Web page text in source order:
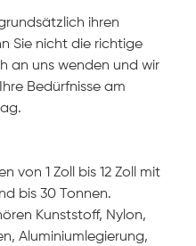
ihren
Sie nicht die richtige
an uns wenden und wir
Bedürfnisse am
von 1 Zoll bis 12 Zoll mit
bis 30 Tonnen.
Kunststoff, Nylon,
Aluminiumlegierung,